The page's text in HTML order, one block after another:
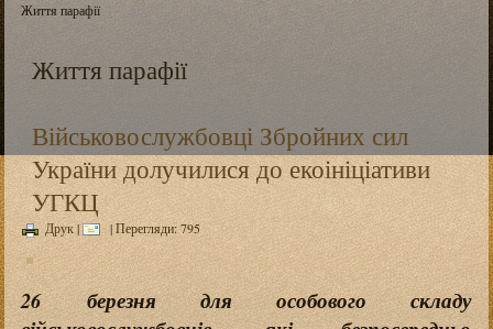
Життя парафії
Життя парафії
Військовослужбовці Збройних сил
України долучилися до екоініціативи
УГКЦ
Друк| | Перегляди: 795
26 березня для особового складу